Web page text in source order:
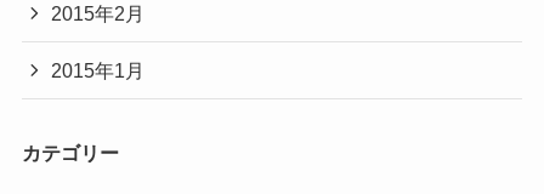
2015年2月
2015年1月
カテゴリー